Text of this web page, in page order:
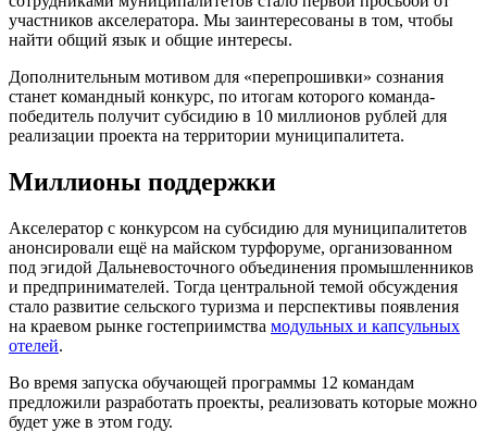
участников акселератора. Мы заинтересованы в том, чтобы
найти общий язык и общие интересы.
Дополнительным мотивом для «перепрошивки» сознания
станет командный конкурс, по итогам которого команда-
победитель получит субсидию в 10 миллионов рублей для
реализации проекта на территории муниципалитета.
Миллионы поддержки
Акселератор с конкурсом на субсидию для муниципалитетов
анонсировали ещё на майском турфоруме, организованном
под эгидой Дальневосточного объединения промышленников
и предпринимателей. Тогда центральной темой обсуждения
стало развитие сельского туризма и перспективы появления
на краевом рынке гостеприимства модульных и капсульных
отелей.
Во время запуска обучающей программы 12 командам
предложили разработать проекты, реализовать которые можно
будет уже в этом году.